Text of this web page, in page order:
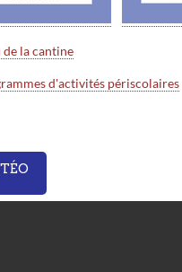
de la cantine
d'activités périscolaires